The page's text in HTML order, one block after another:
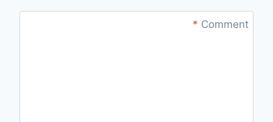
Comment
*